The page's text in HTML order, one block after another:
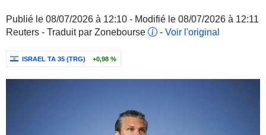
Publié le 08/07/2026 à 12:10 - Modifié le 08/07/2026 à 12:11
Reuters - Traduit par Zonebourse
- Voir l'original
ISRAEL TA 35 (TRG) +0,98 %